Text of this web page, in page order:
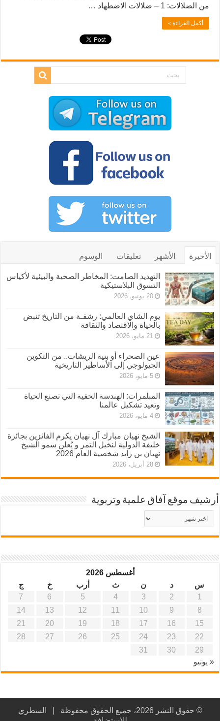
من الضلالات: 1 – ضلالات الاضطهاد …
أكمل القراءة »
الأخيرة الأشهر تعليقات الوسوم
التهديد الصامت: المخاطر الصحية والبيئية لأكياس
التسوق البلاستيكية
20 يونيو، 2026
يوم الشاي العالمي: رشفـة من التاريخ تنبض
بالحياة والاقتصاد والثقافة
21 مايو، 2026
عين الصحراء أو بنية الريشات.. من التكوين
الجيولوجي إلى الأساطير التاريخية
5 مايو، 2026
المبلمرات: الهندسة الخفية التي تصنع الحياة
وتعيد تشكيل عالمنا
4 مايو، 2026
الشيخ نهيان مبارك آل نهيان يكرم الفائزين بجائزة
خليفة الدولية لنخيل التمر و يُعلن سمو الشيخ
نهيان بن زايد شخصية العام 2026
28 أبريل، 2026
أرشيف موقع آفاق علمية وتربوية
أرشيف
موقع
آفاق
أغسطس 2026
س
د ن ث أرب خ
ج
1
2
3
4
5
6
7
8
9
10
11
12
13
14
15
16
17
18
19
20
21
22
23
24
25
26
27
28
29
30
31
« يونيو
© حقوق النشر 2026، جميع الحقوق محفوظة |
السطري